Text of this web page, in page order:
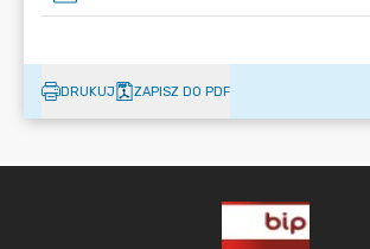
DRUKUJ ZAPISZ DO PDF